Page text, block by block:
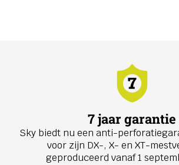
7 jaar garantie
Sky biedt nu een anti-
voor zijn DX-, X- en XT-
geproduceerd vanaf 1